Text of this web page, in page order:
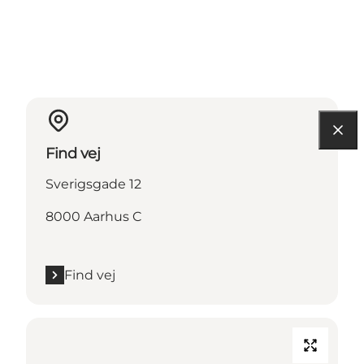
Find vej
Sverigsgade 12
8000 Aarhus C
Find vej